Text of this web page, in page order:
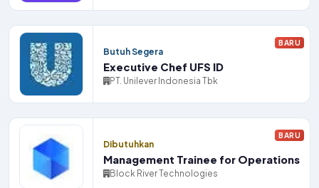
Butuh Segera
Executive Chef UFS ID
PT. Unilever Indonesia Tbk
BARU
Dibutuhkan
Management Trainee for Operations
Block River Technologies
BARU